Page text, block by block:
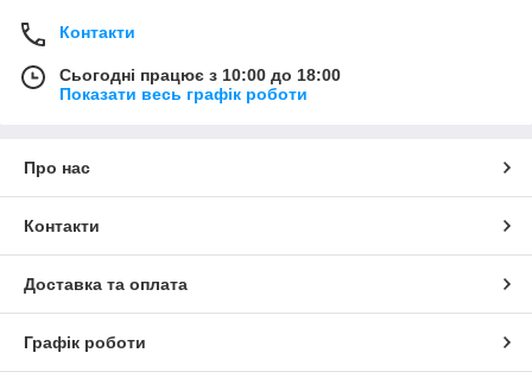
Контакти
Сьогодні працює з 10:00 до 18:00
Показати весь графік роботи
Про нас
Контакти
Доставка та оплата
Графік роботи